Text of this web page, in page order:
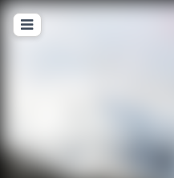
Le vortex à chats -
genre par Tykayn